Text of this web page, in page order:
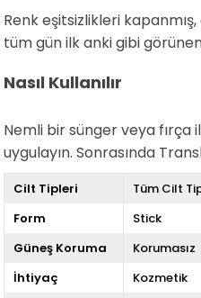
Renk eşitsizlikleri
tüm gün ilk anki gibi
Nasıl Kullanılır
Nemli bir sünger veya fırça
uygulayın. Sonrasında
Cilt Tipleri
Tüm Cilt
Form
Stick
Güneş Koruma
Korumasız
İhtiyaç
Kozmetik